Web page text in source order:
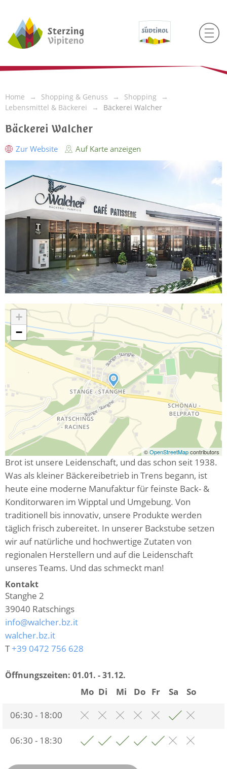
Home Shopping & Genuss
Shopping
Lebensmittel & Bäckerei
Bäckerei Walcher
Bäckerei Walcher
Zur Website Auf Karte anzeigen
+
−
©OpenStreetMapcontributors
Brot ist unsere Leidenschaft, und das schon seit 1938.
Was als kleiner Bäckereibetrieb in Trens begann, ist
heute eine moderne Manufaktur für feinste Back- &
Konditorwaren im Wipptal und Umgebung. Von
traditionell bis innovativ, unsere Produkte werden
täglich frisch zubereitet. In unserer Backstube setzen
wir auf natürliche und hochwertige Zutaten von
regionalen Herstellern und auf die Leidenschaft
unseres Teams. Und das schmeckt man!
Kontakt
Stanghe 2
39040 Ratschings
info@walcher.bz.it
walcher.bz.it
T+39 0472 756 628
Öffnungszeiten: 01.01. - 31.12.
Mo Di Mi Do Fr Sa
So
06:30 - 18:00
06:30 - 18:30